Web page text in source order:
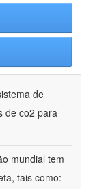
de
de co2 para
mundial tem
tais como: